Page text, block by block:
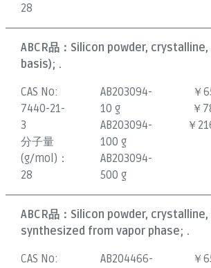
28
ABCR品： Silicon powder,
basis); .
CAS No:
7440-21-
3
分子量
(g/mol)：
28
AB203094-
10 g
AB203094-
100 g
AB203094-
500 g
￥
￥
￥
ABCR品： Silicon powder, crystalline,
synthesized from vapor phase; .
CAS No:
AB204466- ￥